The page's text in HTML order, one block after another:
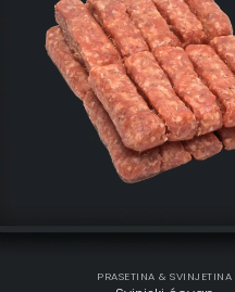
PRASETINA & SVINJETINA